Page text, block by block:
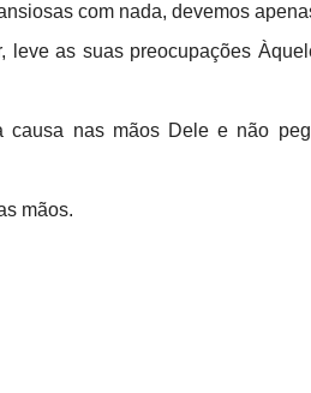
com nada, devemos
leve as suas preocupações
causa nas mãos Dele e não
mãos.